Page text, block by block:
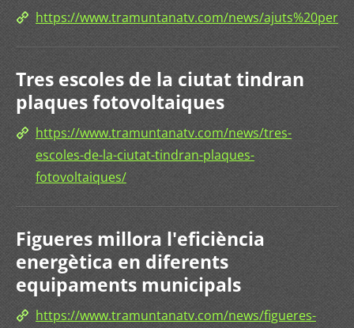
https://www.tramuntanatv.com/news/
Tres escoles de la ciutat tindran
plaques fotovoltaiques
https://www.tramuntanatv.com/news/tres-
escoles-de-la-ciutat-tindran-plaques-
fotovoltaiques/
Figueres millora l'eficiència
energètica en diferents
equipaments municipals
https://www.tramuntanatv.com/news/figueres-